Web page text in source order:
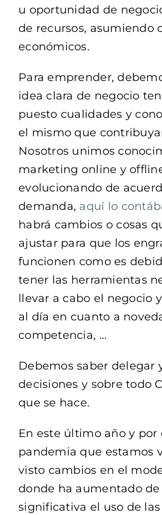
u oportunidad de
de recursos, asumiendo
económicos.
Para emprender,
idea clara de negocio
puesto cualidades y
el mismo que
Nosotros unimos
marketing online y
evolucionando de
demanda, aquí lo
habrá cambios o cosas
ajustar para que los
funcionen como es
tener las herramientas
llevar a cabo el negocio
al día en cuanto a
competencia, …
Debemos saber delegar
decisiones y sobre todo
que se hace.
En este último año y por
pandemia que estamos
visto cambios en el
donde ha aumentado de
significativa el uso de